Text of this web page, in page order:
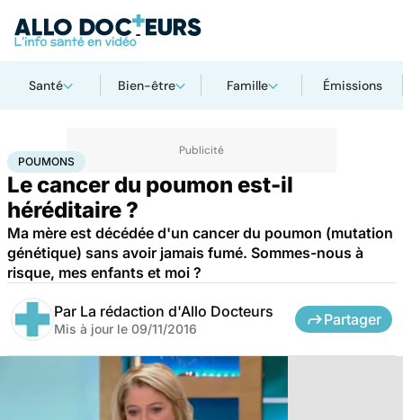
Santé Bien-être Famille Émissions
AccueilSanté Maladies
POUMONS
Le cancer du poumon est-il
héréditaire ?
Ma mère est décédée d'un cancer du poumon (mutation
génétique) sans avoir jamais fumé. Sommes-nous à
risque, mes enfants et moi ?
Par La rédaction d'Allo Docteurs
Mis à jour le 09/11/2016
Partager